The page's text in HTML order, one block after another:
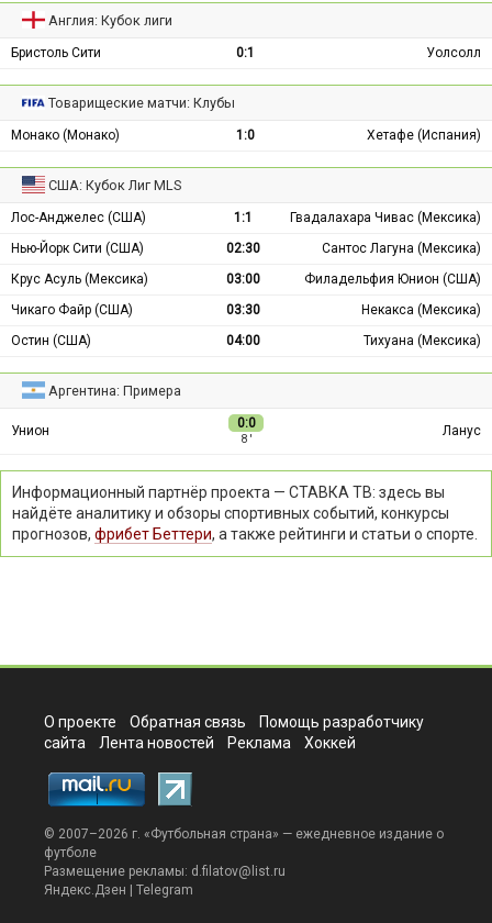
Англия: Кубок лиги
Бристоль Сити 0:1 Уолсолл
Товарищеские матчи: Клубы
Монако (Монако) 1:0 Хетафе (Испания)
США: Кубок Лиг MLS
Лос-Анджелес (США) 1:1
Гвадалахара Чивас (Мексика)
Нью-Йорк Сити (США)
02:30
Сантос Лагуна (Мексика)
Крус Асуль (Мексика)
03:00
Филадельфия Юнион (США)
Чикаго Файр (США)
03:30
Некакса (Мексика)
Остин (США)
04:00 Тихуана (Мексика)
Аргентина: Примера
Унион 0:0
8 ′
Ланус
Информационный партнёр проекта — СТАВКА ТВ: здесь вы
найдёте аналитику и обзоры спортивных событий, конкурсы
прогнозов, фрибет Беттери, а также рейтинги и статьи о спорте.
О проекте Обратная связь
Помощь разработчику
сайта
Лента новостей Реклама Хоккей
© 2007–2026 г. «Футбольная страна» — ежедневное издание о
футболе
Размещение рекламы: d.filatov@list.ru
Яндекс.Дзен | Telegram